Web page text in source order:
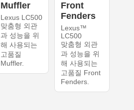
Muffler
Lexus LC500
맞춤형 외관
과 성능을 위
해 사용되는
고품질
Muffler.
Front
Fenders
Lexus™
LC500
맞춤형 외관
과 성능을 위
해 사용되는
고품질 Front
Fenders.